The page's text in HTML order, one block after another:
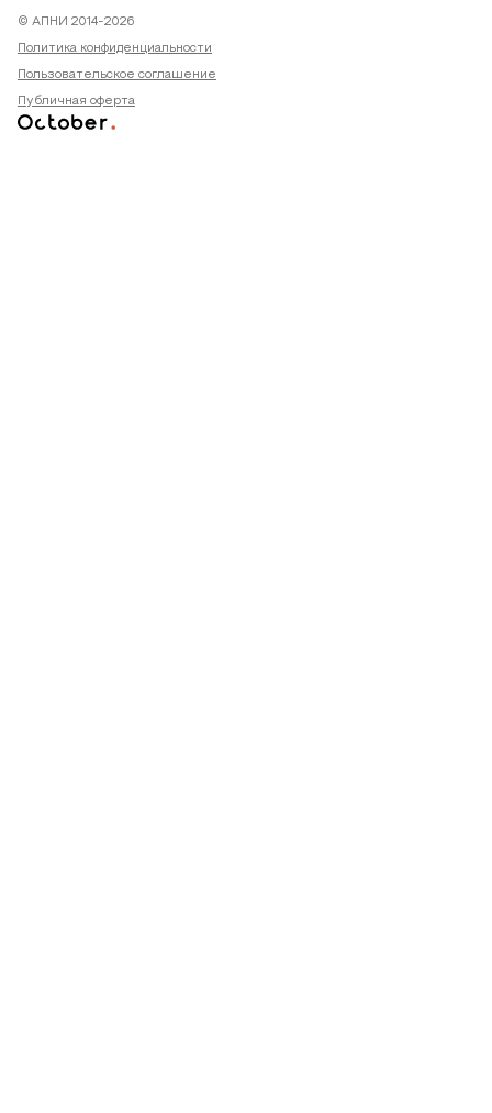
© АПНИ 2014-2026
Политика конфиденциальности
Пользовательское соглашение
Публичная оферта